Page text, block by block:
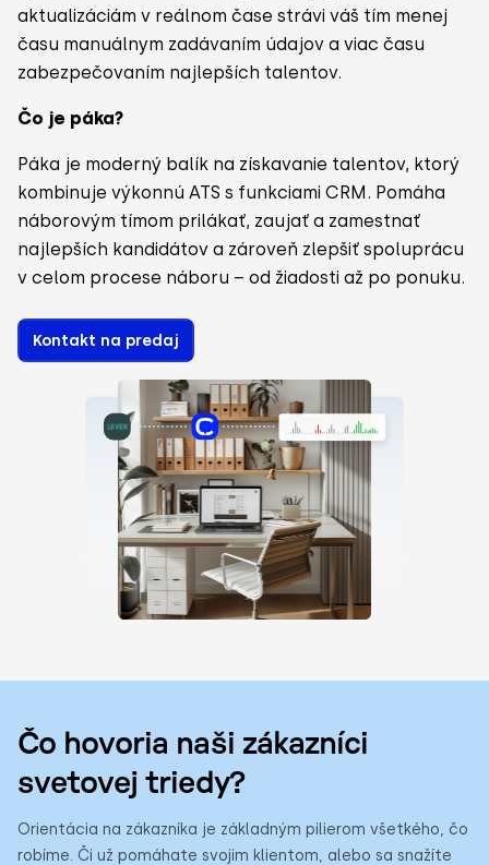
aktualizáciám v reálnom čase strávi váš tím menej
času manuálnym zadávaním údajov a viac času
zabezpečovaním najlepších talentov.
Čo je páka?
Páka je moderný balík na získavanie talentov, ktorý
kombinuje výkonnú ATS s funkciami CRM. Pomáha
náborovým tímom prilákať, zaujať a zamestnať
najlepších kandidátov a zároveň zlepšiť spoluprácu
v celom procese náboru – od žiadosti až po ponuku.
Kontakt na predaj
Čo hovoria naši zákazníci
svetovej triedy?
Orientácia na zákazníka je základným pilierom všetkého, čo
robíme. Či už pomáhate svojim klientom, alebo sa snažíte